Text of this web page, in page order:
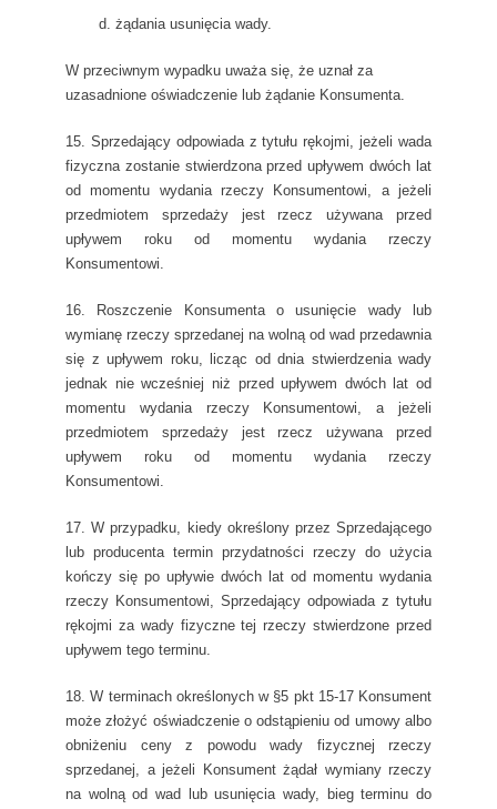
d. żądania usunięcia wady.
W przeciwnym wypadku uważa się, że uznał za
uzasadnione oświadczenie lub żądanie Konsumenta.
15. Sprzedający odpowiada z tytułu rękojmi, jeżeli wada
fizyczna zostanie stwierdzona przed upływem dwóch lat
od momentu wydania rzeczy Konsumentowi, a jeżeli
przedmiotem sprzedaży jest rzecz używana przed
upływem roku od momentu wydania rzeczy
Konsumentowi.
16. Roszczenie Konsumenta o usunięcie wady lub
wymianę rzeczy sprzedanej na wolną od wad przedawnia
się z upływem roku, licząc od dnia stwierdzenia wady
jednak nie wcześniej niż przed upływem dwóch lat od
momentu wydania rzeczy Konsumentowi, a jeżeli
przedmiotem sprzedaży jest rzecz używana przed
upływem roku od momentu wydania rzeczy
Konsumentowi.
17. W przypadku, kiedy określony przez Sprzedającego
lub producenta termin przydatności rzeczy do użycia
kończy się po upływie dwóch lat od momentu wydania
rzeczy Konsumentowi, Sprzedający odpowiada z tytułu
rękojmi za wady fizyczne tej rzeczy stwierdzone przed
upływem tego terminu.
18. W terminach określonych w §5 pkt 15-17 Konsument
może złożyć oświadczenie o odstąpieniu od umowy albo
obniżeniu ceny z powodu wady fizycznej rzeczy
sprzedanej, a jeżeli Konsument żądał wymiany rzeczy
na wolną od wad lub usunięcia wady, bieg terminu do